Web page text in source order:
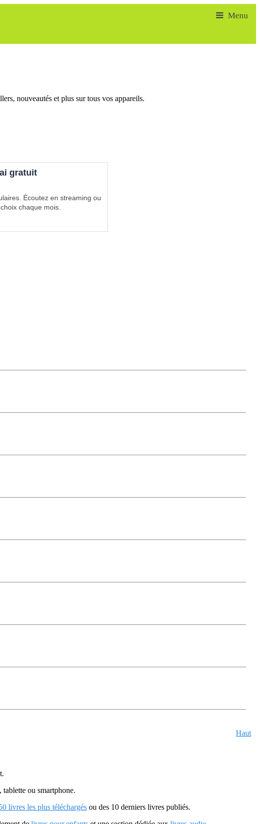
nouveautés et plus sur tous vos appareils.
gratuit
Écoutez en streaming ou
chaque mois.
Haut
ou smartphone.
livres les plus téléchargés ou des 10 derniers livres publiés.